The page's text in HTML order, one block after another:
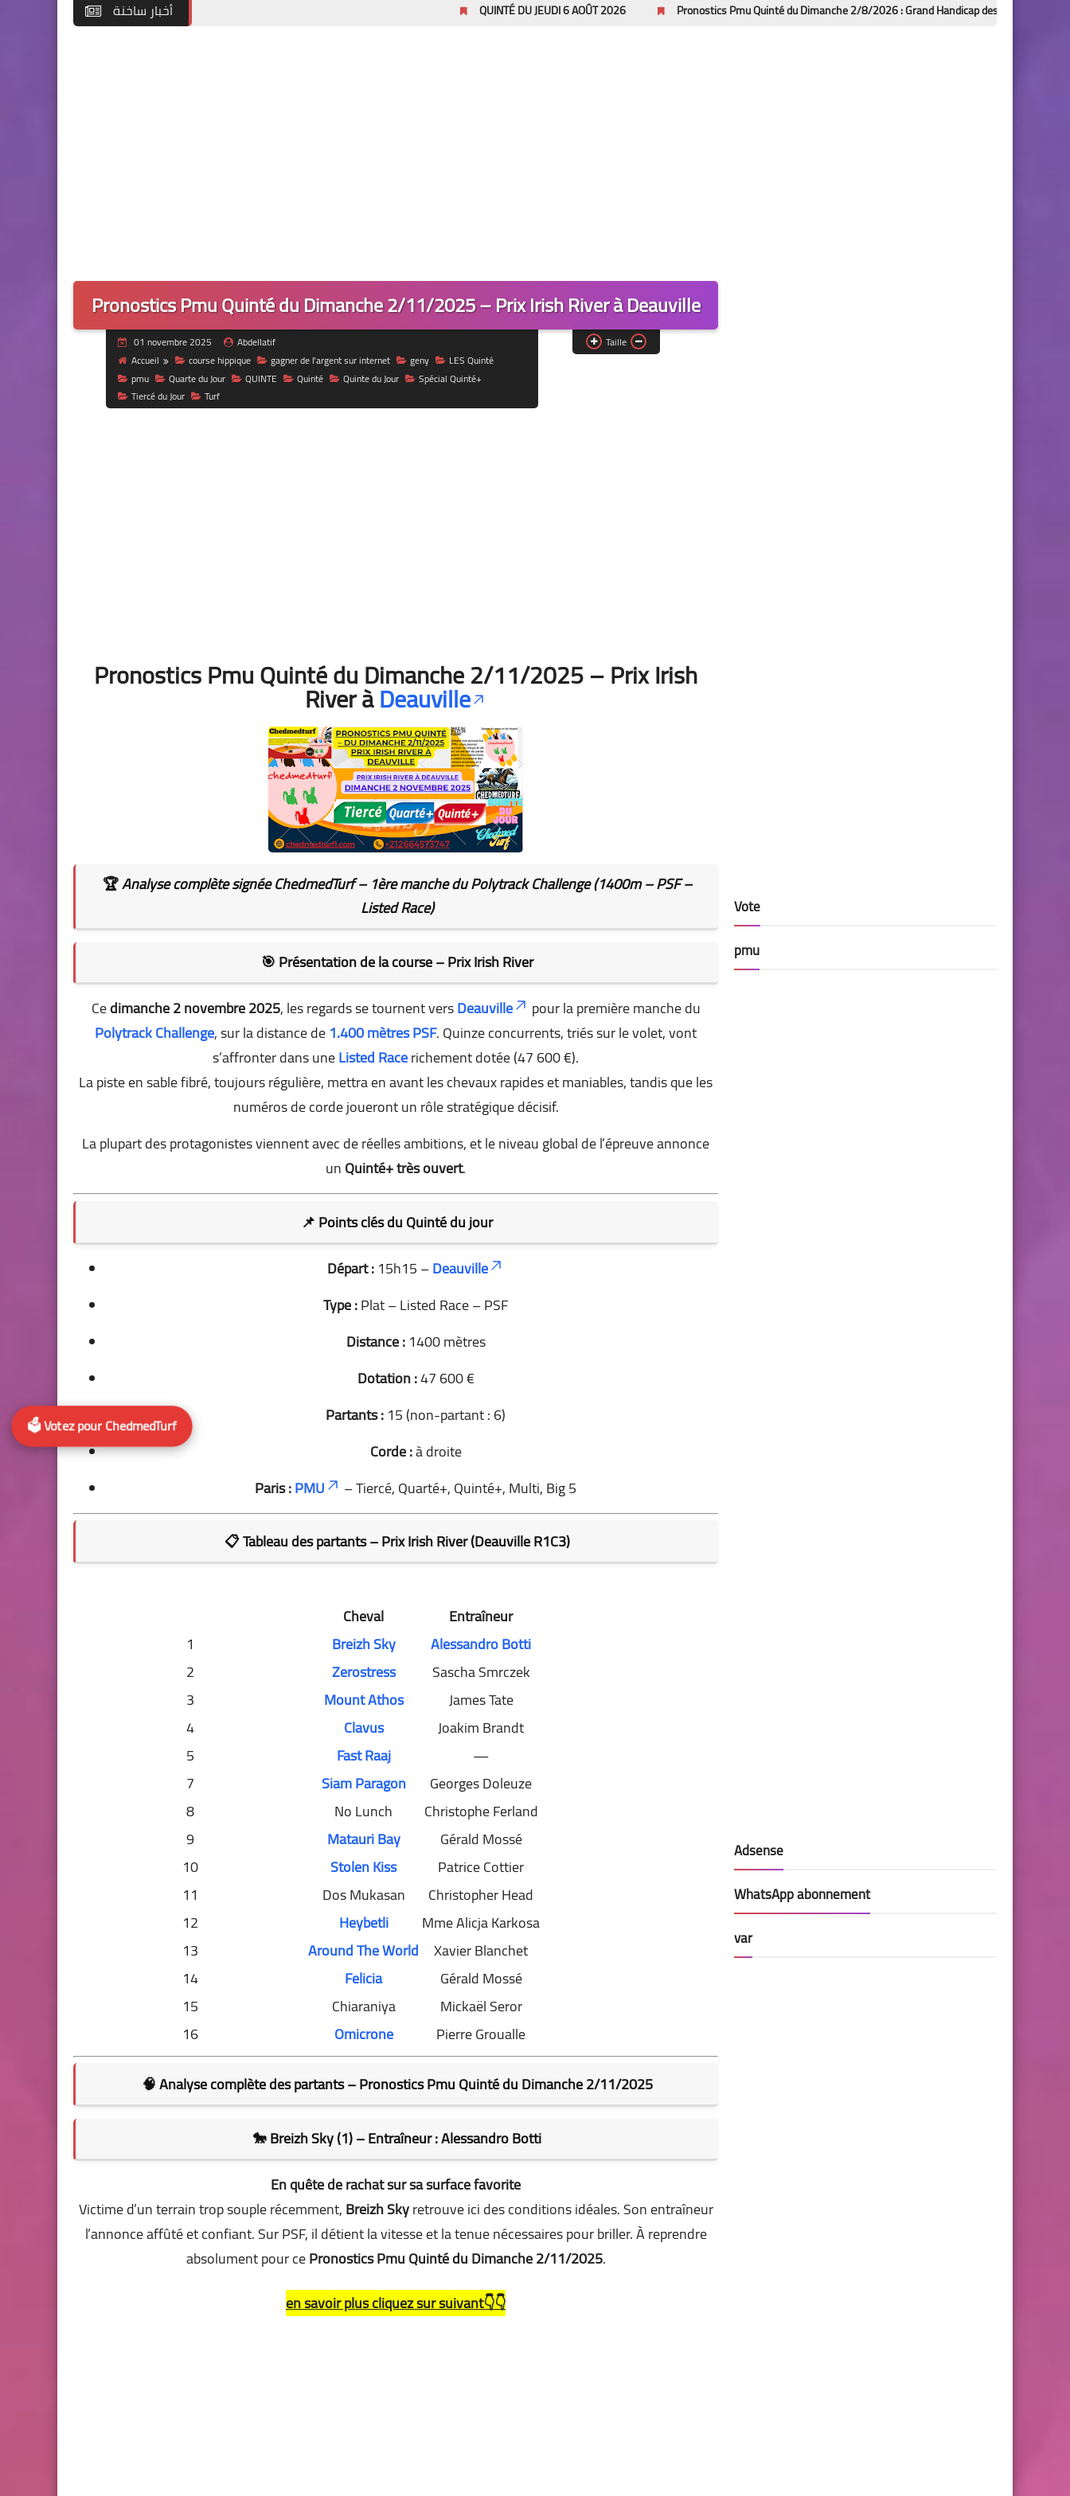
أخبار ساخنة QUINTÉ DU JEUDI 6 AOÛT 2026 Pronostics Pmu Quinté du Dimanche 2/8/2026 : Grand Handicap des Sprinters à Deauville
Pronostics Pmu Quinté du Dimanche 2/11/2025 – Prix Irish River à Deauville
01 novembre 2025
Abdellatif
Accueil
course hippique gagner de l'argent sur internet geny
LES Quinté
pmu
Quarte du Jour QUINTE Quinté Quinte du Jour
Spécial Quinté+
Tiercé du Jour
Turf
Taille
Pronostics Pmu Quinté du Dimanche 2/11/2025 – Prix Irish
River àDeauville
🏆Analyse complète signée ChedmedTurf – 1ère manche du Polytrack Challenge (1400m – PSF –
Listed Race)
🎯Présentation de la course – Prix Irish River
Cedimanche 2 novembre 2025, les regards se tournent versDeauville
pour la première manche du
Polytrack Challenge, sur la distance de1.400 mètres PSF. Quinze concurrents, triés sur le volet, vont
s’affronter dans uneListed Racerichement dotée (47 600 €).
La piste en sable fibré, toujours régulière, mettra en avant les chevaux rapides et maniables, tandis que les
numéros de corde joueront un rôle stratégique décisif.
La plupart des protagonistes viennent avec de réelles ambitions, et le niveau global de l’épreuve annonce
unQuinté+ très ouvert.
📌Points clés du Quinté du jour
Départ :15h15 –Deauville
Type :Plat – Listed Race – PSF
Distance :1400 mètres
Dotation :47 600 €
Partants :15 (non-partant : 6)
Corde :à droite
Paris :PMU – Tiercé, Quarté+, Quinté+, Multi, Big 5
📋Tableau des partants – Prix Irish River (Deauville R1C3)
Cheval
Entraîneur
1
Breizh Sky
Alessandro Botti
2
Zerostress
Sascha Smrczek
3
Mount Athos
James Tate
4
Clavus
Joakim Brandt
5
Fast Raaj
—
7
Siam Paragon
Georges Doleuze
8
No Lunch
Christophe Ferland
9
Matauri Bay
Gérald Mossé
10
Stolen Kiss
Patrice Cottier
11
Dos Mukasan
Christopher Head
12
Heybetli
Mme Alicja Karkosa
13
Around The World
Xavier Blanchet
14
Felicia
Gérald Mossé
15
Chiaraniya
Mickaël Seror
16
Omicrone
Pierre Groualle
🧠Analyse complète des partants – Pronostics Pmu Quinté du Dimanche 2/11/2025
🐎 Breizh Sky (1) – Entraîneur : Alessandro Botti
En quête de rachat sur sa surface favorite
Victime d’un terrain trop souple récemment,Breizh Skyretrouve ici des conditions idéales. Son entraîneur
l’annonce affûté et confiant. Sur PSF, il détient la vitesse et la tenue nécessaires pour briller. À reprendre
absolument pour cePronostics Pmu Quinté du Dimanche 2/11/2025.
en savoir plus cliquez sur suivant👇👇
Vote
🗳️ Votez pour ChedmedTurf
pmu
Adsense
WhatsApp abonnement
var